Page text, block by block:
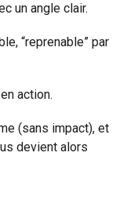
un angle clair.
“reprenable” par
action.
(sans impact), et
devient alors